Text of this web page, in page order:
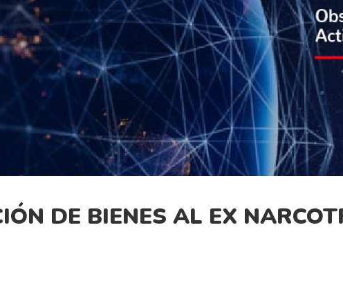
DE BIENES AL EX